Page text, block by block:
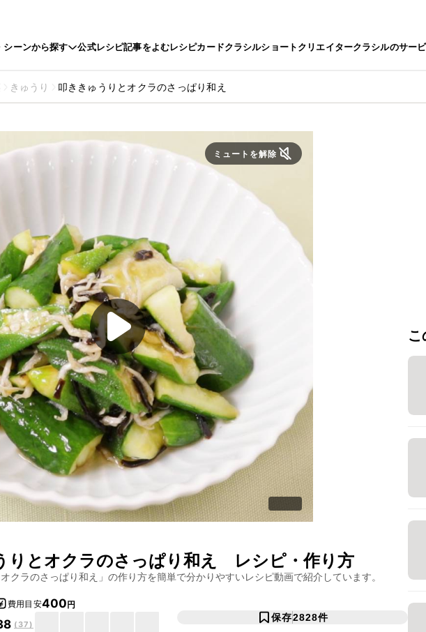
シーンから探す 公式レシピ記事をよむレシピカードクラシルショートクリエイタークラシルのサー
きゅうり 叩ききゅうりとオクラのさっぱり和え
ミュートを解除
りとオクラのさっぱり和え レシピ・作り方
クラのさっぱり和え 」の作り方を簡単で分かりやすいレシピ動画で紹介しています。
費用目安400円
( 37)
保存2828件